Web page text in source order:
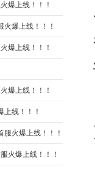
爆上线！！！
火爆上线！！！
爆上线！！！
爆上线！！！
上线！！！
服火爆上线！！！
火爆上线！！！